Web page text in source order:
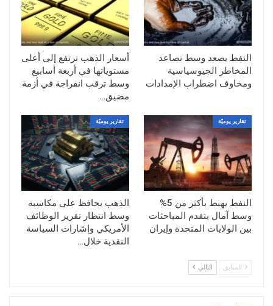
قشم الإيرانية.
وقال بوب يوجر، مدير عقود الطاقة الآجلة في
«ميزوهو»، إن فرص التوصل إلى وقف لإطلاق
النار تتضاءل بشكل متسارع، مشيراً إلى أن
التطورات الميدانية الحالية تدفع الأسواق نحو
تسعير سيناريوهات أكثر تشاؤماً.
وفي الوقت الذي أكد فيه الرئيس الأمريكي
دونالد ترامب استمرار الاتصالات الدبلوماسية،
أفادت وكالة «تسنيم» الإيرانية بأن طهران لم
تقدم أي رد للولايات المتحدة خلال الأيام
الماضية، وأن قنوات التواصل عبر الوسطاء
جرى تعليقها إلى حين الاستجابة لشروط إيرانية
مرتبطة بوقف العمليات العسكرية في لبنان.
مخاوف الإمدادات تتفاقم مع استمرار إغلاق
ويرى محللون أن استمرار التوترات يرفع من
النفط يصعد وسط تصاعد
المخاطر الجيوسياسية
ومخاوف اضطراب الإمدادات
أسعار الذهب ترتفع إلى أعلى
مستوياتها في أربعة أسابيع
وسط ترقب انفراجة في أزمة
مضيق…
تقارير يوميّة
النفط يهبط بأكثر من 5%
وسط آمال بتقدم المباحثات
بين الولايات المتحدة وإيران
تقارير يوميّة
الذهب يحافظ على مكاسبه
وسط انتظار تقرير الوظائف
الأمريكي وإشارات السياسة
النقدية خلال…
السابق التالي